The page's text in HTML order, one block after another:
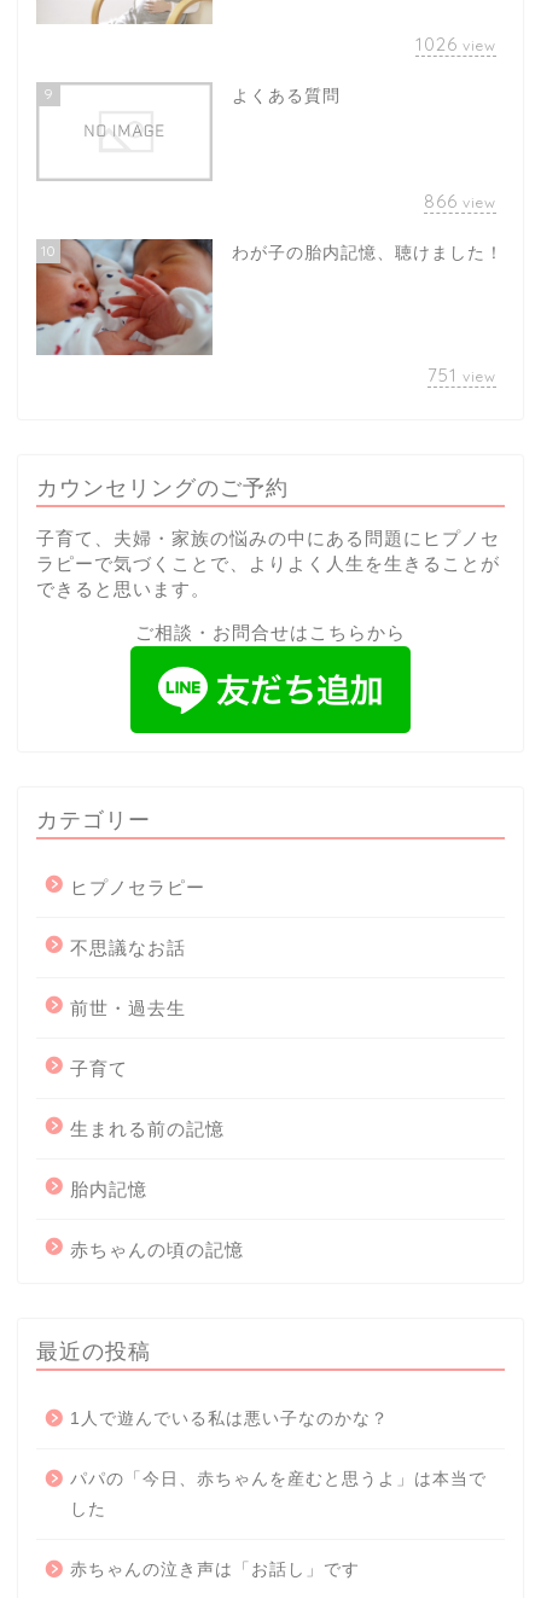
1026 view
9 よくある質問
866 view
10 わが子の胎内記憶、聴けました！
751 view
カウンセリングのご予約
子育て、夫婦・家族の悩みの中にある問題にヒプノセ
ラピーで気づくことで、よりよく人生を生きることが
できると思います。
ご相談・お問合せはこちらから
カテゴリー
ヒプノセラピー
不思議なお話
前世・過去生
子育て
生まれる前の記憶
胎内記憶
赤ちゃんの頃の記憶
最近の投稿
1人で遊んでいる私は悪い子なのかな？
パパの「今日、赤ちゃんを産むと思うよ」は本当で
した
赤ちゃんの泣き声は「お話し」です